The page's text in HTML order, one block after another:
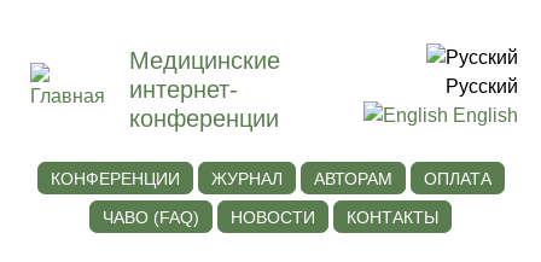
Медицинские
интернет-
конференции
Русский
English
КОНФЕРЕНЦИИ ЖУРНАЛ АВТОРАМ
ОПЛАТА
ЧАВО (FAQ)
НОВОСТИ КОНТАКТЫ